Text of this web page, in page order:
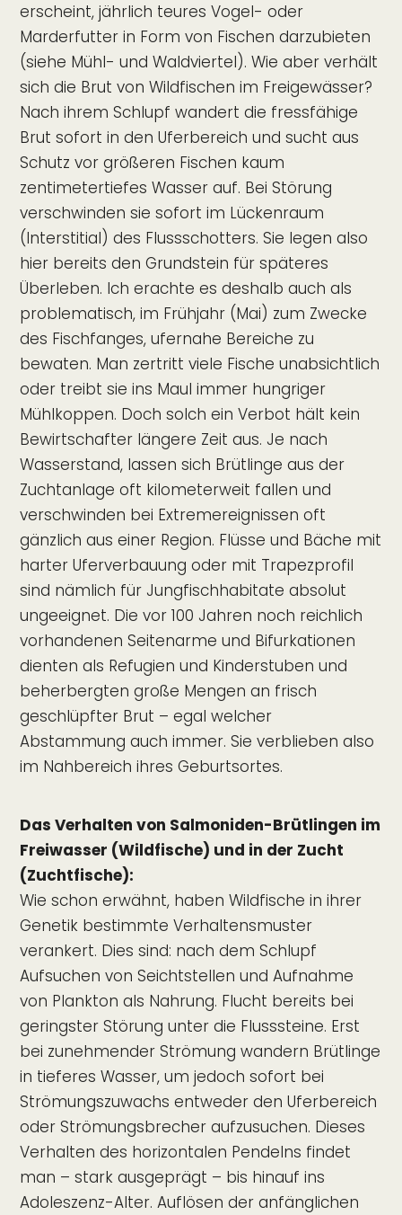
erscheint, jährlich teures Vogel- oder
Marderfutter in Form von Fischen darzubieten
(siehe Mühl- und Waldviertel). Wie aber verhält
sich die Brut von Wildfischen im Freigewässer?
Nach ihrem Schlupf wandert die fressfähige
Brut sofort in den Uferbereich und sucht aus
Schutz vor größeren Fischen kaum
zentimetertiefes Wasser auf. Bei Störung
verschwinden sie sofort im Lückenraum
(Interstitial) des Flussschotters. Sie legen also
hier bereits den Grundstein für späteres
Überleben. Ich erachte es deshalb auch als
problematisch, im Frühjahr (Mai) zum Zwecke
des Fischfanges, ufernahe Bereiche zu
bewaten. Man zertritt viele Fische unabsichtlich
oder treibt sie ins Maul immer hungriger
Mühlkoppen. Doch solch ein Verbot hält kein
Bewirtschafter längere Zeit aus. Je nach
Wasserstand, lassen sich Brütlinge aus der
Zuchtanlage oft kilometerweit fallen und
verschwinden bei Extremereignissen oft
gänzlich aus einer Region. Flüsse und Bäche mit
harter Uferverbauung oder mit Trapezprofil
sind nämlich für Jungfischhabitate absolut
ungeeignet. Die vor 100 Jahren noch reichlich
vorhandenen Seitenarme und Bifurkationen
dienten als Refugien und Kinderstuben und
beherbergten große Mengen an frisch
geschlüpfter Brut – egal welcher
Abstammung auch immer. Sie verblieben also
im Nahbereich ihres Geburtsortes.
Das Verhalten von Salmoniden-Brütlingen im
Freiwasser (Wildfische) und in der Zucht
(Zuchtfische):
Wie schon erwähnt, haben Wildfische in ihrer
Genetik bestimmte Verhaltensmuster
verankert. Dies sind: nach dem Schlupf
Aufsuchen von Seichtstellen und Aufnahme
von Plankton als Nahrung. Flucht bereits bei
geringster Störung unter die Flusssteine. Erst
bei zunehmender Strömung wandern Brütlinge
in tieferes Wasser, um jedoch sofort bei
Strömungszuwachs entweder den Uferbereich
oder Strömungsbrecher aufzusuchen. Dieses
Verhalten des horizontalen Pendelns findet
man – stark ausgeprägt – bis hinauf ins
Adoleszenz-Alter. Auflösen der anfänglichen